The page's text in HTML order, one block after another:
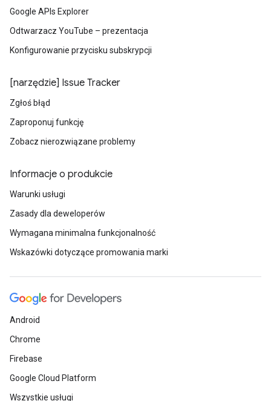
Google APIs Explorer
Odtwarzacz YouTube – prezentacja
Konfigurowanie przycisku subskrypcji
[narzędzie] Issue Tracker
Zgłoś błąd
Zaproponuj funkcję
Zobacz nierozwiązane problemy
Informacje o produkcie
Warunki usługi
Zasady dla deweloperów
Wymagana minimalna funkcjonalność
Wskazówki dotyczące promowania marki
Android
Chrome
Firebase
Google Cloud Platform
Wszystkie usługi